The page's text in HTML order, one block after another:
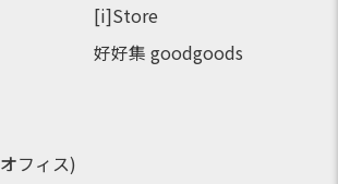
フィス)
[i]Store
好好集 goodgoods